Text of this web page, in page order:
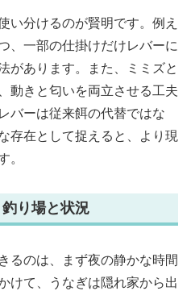
い分けるのが賢明です。例え
、一部の仕掛けだけレバーに
があります。また、ミミズと
動きと匂いを両立させる工夫
バーは従来餌の代替ではな
存在として捉えると、より現
。
り場と状況
るのは、まず夜の静かな時間
けて、うなぎは隠れ家から出